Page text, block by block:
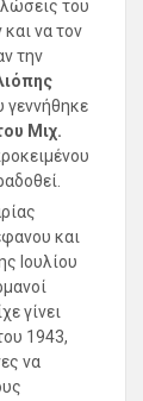
του
να τον
την
γεννήθηκε
Μιχ.
και
Ιουλίου
γίνει
1943,
να